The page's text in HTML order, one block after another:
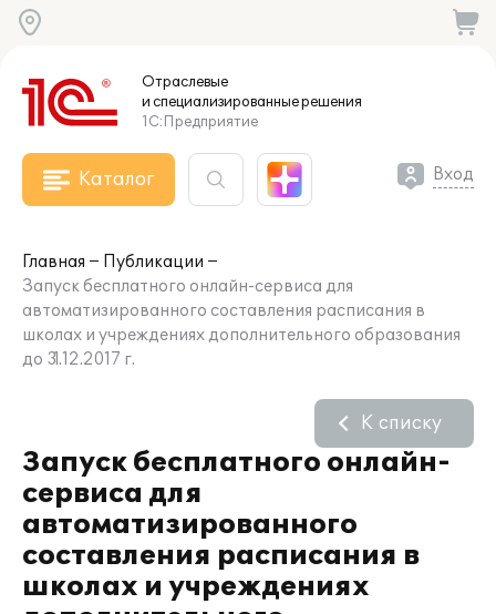
Отраслевые
и специализированныерешения
1С:Предприятие
Каталог Вход
Главная
Публикации
Запуск бесплатного онлайн-сервиса для
автоматизированного составления расписания в
школах и учреждениях дополнительного образования
до 31.12.2017 г.
Запуск бесплатного онлайн-
сервиса для
автоматизированного
составления расписания в
школах и учреждениях
К списку